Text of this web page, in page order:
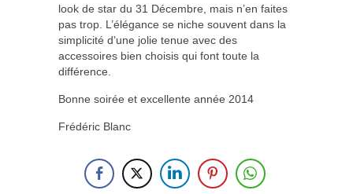
look de star du 31 Décembre, mais n’en faites
pas trop. L’élégance se niche souvent dans la
simplicité d’une jolie tenue avec des
accessoires bien choisis qui font toute la
différence.
Bonne soirée et excellente année 2014
Frédéric Blanc